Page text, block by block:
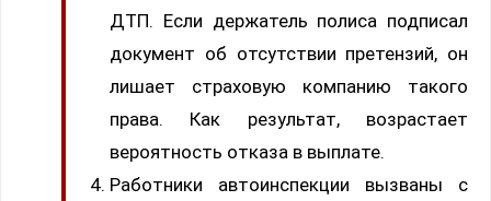
ДТП. Если держатель полиса подписал
документ об отсутствии претензий, он
лишает страховую компанию такого
права. Как результат, возрастает
вероятность отказа в выплате.
Работники автоинспекции вызваны с